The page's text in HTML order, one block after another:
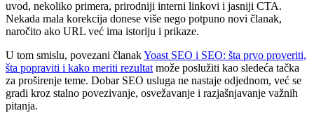
uvod, nekoliko primera, prirodniji interni linkovi i jasniji CTA.
Nekada mala korekcija donese više nego potpuno novi članak,
naročito ako URL već ima istoriju i prikaze.
U tom smislu, povezani članakYoast SEO i SEO: šta prvo proveriti,
šta popraviti i kako meriti rezultat može poslužiti kao sledeća tačka
za proširenje teme. Dobar SEO usluga ne nastaje odjednom, već se
gradi kroz stalno povezivanje, osvežavanje i razjašnjavanje važnih
pitanja.